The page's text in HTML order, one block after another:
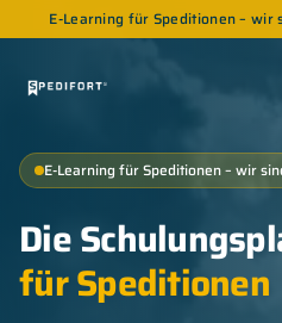
E-Learning für Speditionen – wir
E-Learning für Speditionen – wir
Die
für Speditionen